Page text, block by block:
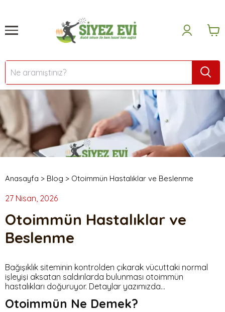
Anasayfa > Blog > Otoimmün Hastalıklar ve Beslenme
27 Nisan, 2026
Otoimmün Hastalıklar ve
Beslenme
Bağışıklık siteminin kontrolden çıkarak vücuttaki normal
işleyişi aksatan saldırılarda bulunması otoimmün
hastalıkları doğuruyor. Detaylar yazımızda…
Otoimmün Ne Demek?